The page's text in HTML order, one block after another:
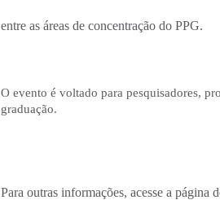
entre as áreas de concentração do PPG.
O evento é voltado para pesquisadores,
graduação.
Para outras informações, acesse a página